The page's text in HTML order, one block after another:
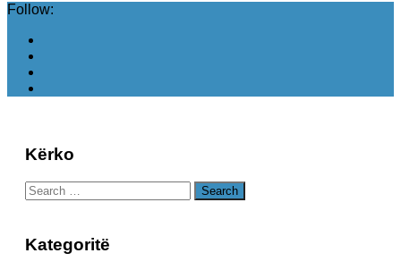
Follow:
Kërko
Search
for:
Kategoritë